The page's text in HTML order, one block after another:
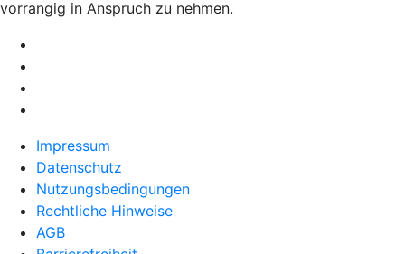
vorrangig in Anspruch zu nehmen.
Impressum
Datenschutz
Nutzungsbedingungen
Rechtliche Hinweise
AGB